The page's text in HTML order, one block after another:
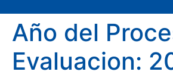
Año del
Evaluacion: